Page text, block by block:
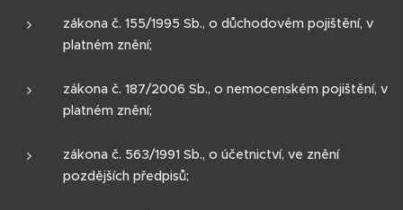
zákona č. 155/1995 Sb., o důchodovém pojištění, v
platném znění;
zákona č. 187/2006 Sb., o nemocenském pojištění, v
platném znění;
zákona č. 563/1991 Sb., o účetnictví, ve znění
pozdějších předpisů;